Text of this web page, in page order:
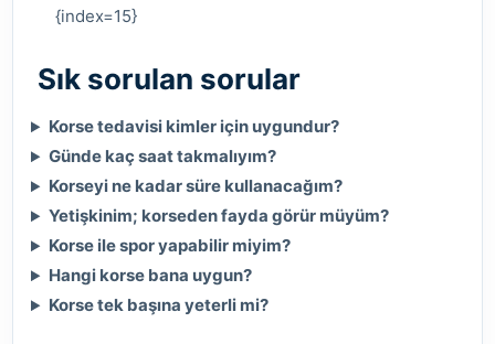
{index=15}
Sık sorulan sorular
Korse tedavisi kimler için uygundur?
Günde kaç saat takmalıyım?
Korseyi ne kadar süre kullanacağım?
Yetişkinim; korseden fayda görür müyüm?
Korse ile spor yapabilir miyim?
Hangi korse bana uygun?
Korse tek başına yeterli mi?